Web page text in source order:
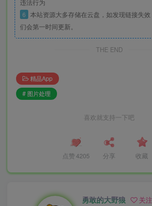
违法行为
6 本站资源大多存储在云盘，如发现链接失
们会第一时间更新。
THE END
精品App
# 图片处理
喜欢就支持一下吧
点赞 4205 分享 收藏
勇敢的大野狼 关注